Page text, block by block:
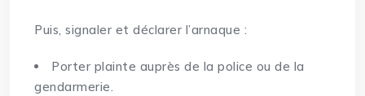
Puis, signaler et déclarer l’arnaque :
Porter plainte auprès de la police ou de la
gendarmerie.